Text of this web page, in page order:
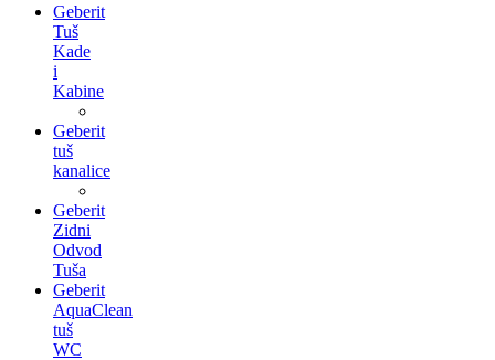
Geberit
Tuš
Kade
i
Kabine
Geberit
tuš
kanalice
Geberit
Zidni
Odvod
Tuša
Geberit
AquaClean
tuš
WC